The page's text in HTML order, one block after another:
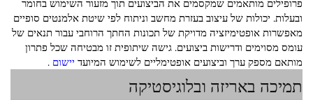
פרופילים מותאמים שמקסמים את הביצועים תוך מזעור השימוש בחומר
ובעלות. יכולות של עיצוב בעזרת מחשב וניתוח לפי שיטת אלמנטים סופיים
מאפשרות אופטימיזציה מדויקת של תכונות החתך הרוחבי עבור תנאים של
עומס מסוימים ודרישות ביצועים. גישה שיתופית זו מבטיחה שכל פתרון
מותאם מספק ערך וביצועים אופטימליים לשימוש המיועד יישום .
תמיכה באריזה ובלוגיסטיקה